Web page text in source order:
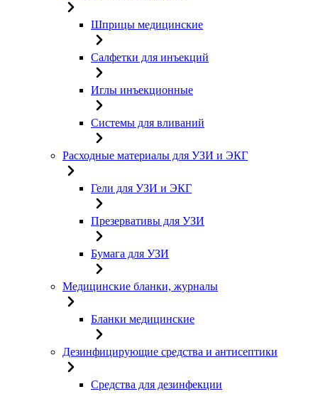
Шприцы медицинские
Салфетки для инъекций
Иглы инъекционные
Системы для вливаний
Расходные материалы для УЗИ и ЭКГ
Гели для УЗИ и ЭКГ
Презервативы для УЗИ
Бумага для УЗИ
Медицинские бланки, журналы
Бланки медицинские
Дезинфицирующие средства и антисептики
Средства для дезинфекции